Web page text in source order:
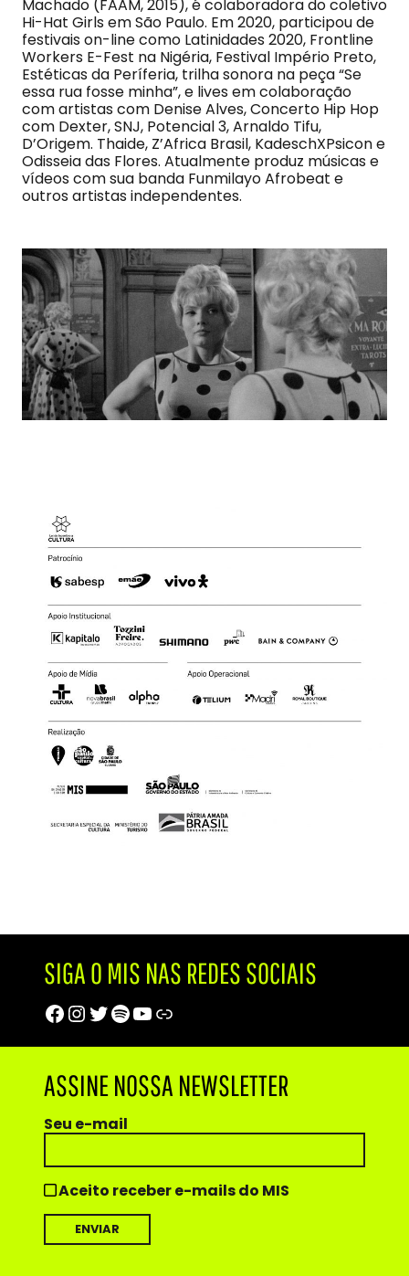
Machado (FAAM, 2015), é colaboradora do coletivo
Hi-Hat Girls em São Paulo. Em 2020, participou de
festivais on-line como Latinidades 2020, Frontline
Workers E-Fest na Nigéria, Festival Império Preto,
Estéticas da Períferia, trilha sonora na peça “Se
essa rua fosse minha”, e lives em colaboração
com artistas com Denise Alves, Concerto Hip Hop
com Dexter, SNJ, Potencial 3, Arnaldo Tifu,
D’Origem. Thaide, Z’Africa Brasil, KadeschXPsicon e
Odisseia das Flores. Atualmente produz músicas e
vídeos com sua banda Funmilayo Afrobeat e
outros artistas independentes.
SIGA O MIS NAS REDES SOCIAIS
Facebook
Instagram
Twitter
Spotify
Youtube
Trip Advisor
ASSINE NOSSA NEWSLETTER
Seu e-mail
Aceito receber e-mails do MIS